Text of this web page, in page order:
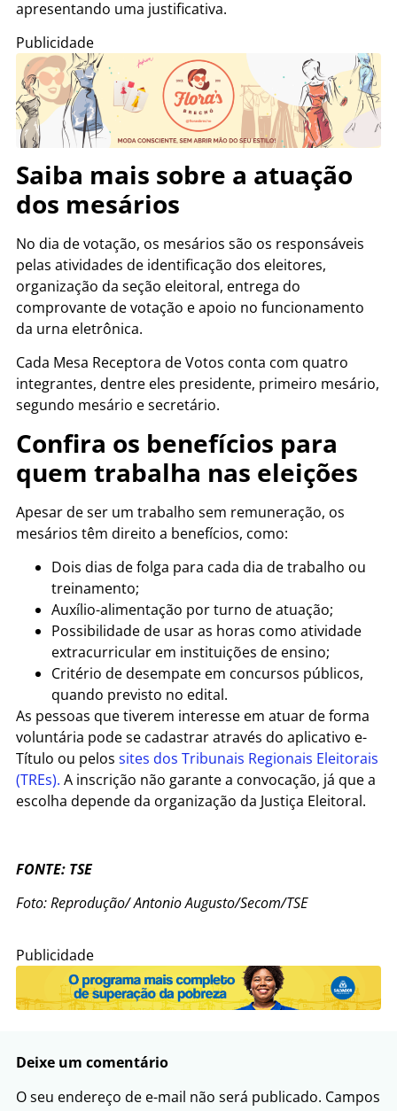
apresentando uma justificativa.
Publicidade
Saiba mais sobre a atuação
dos mesários
No dia de votação, os mesários são os responsáveis
pelas atividades de identificação dos eleitores,
organização da seção eleitoral, entrega do
comprovante de votação e apoio no funcionamento
da urna eletrônica.
Cada Mesa Receptora de Votos conta com quatro
integrantes, dentre eles presidente, primeiro mesário,
segundo mesário e secretário.
Confira os benefícios para
quem trabalha nas eleições
Apesar de ser um trabalho sem remuneração, os
mesários têm direito a benefícios, como:
Dois dias de folga para cada dia de trabalho ou
treinamento;
Auxílio-alimentação por turno de atuação;
Possibilidade de usar as horas como atividade
extracurricular em instituições de ensino;
Critério de desempate em concursos públicos,
quando previsto no edital.
As pessoas que tiverem interesse em atuar de forma
voluntária pode se cadastrar através do aplicativo e-
Título ou pelos sites dos Tribunais Regionais Eleitorais
(TREs). A inscrição não garante a convocação, já que a
escolha depende da organização da Justiça Eleitoral.
FONTE: TSE
Foto: Reprodução/ Antonio Augusto/Secom/TSE
Publicidade
Deixe um comentário
O seu endereço de e-mail não será publicado. Campos